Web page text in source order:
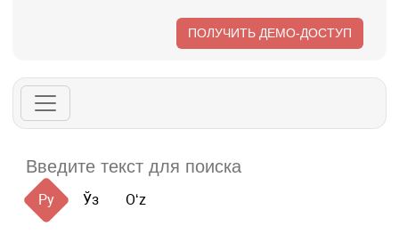
ПОЛУЧИТЬ ДЕМО-ДОСТУП
Ру Ўз Oʻz